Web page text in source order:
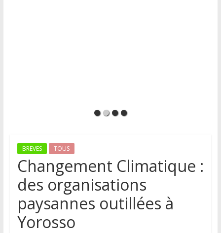
BREVES TOUS
Changement Climatique :
des organisations
paysannes outillées à
Yorosso